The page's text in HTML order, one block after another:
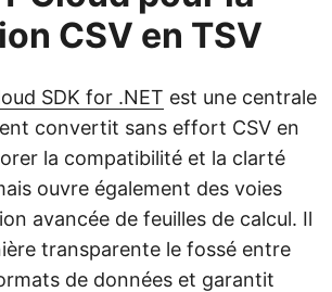
CSV en TSV
SDK for .NET est une centrale
convertit sans effort CSV en
la compatibilité et la clarté
ouvre également des voies
avancée de feuilles de calcul. Il
transparente le fossé entre
de données et garantit